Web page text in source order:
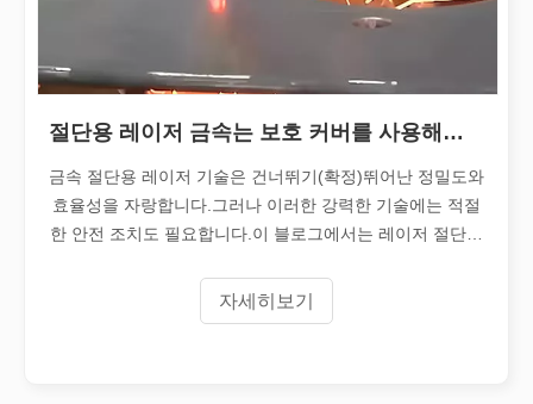
튜브 레이저 절단은 빠르게 발전하는 제조 산업의 핵심 기술입니
절단용 레이저 금속는 보호 커버를 사용해야 합니까?
금속 절단용 레이저 기술은 건너뛰기(확정)뛰어난 정밀도와
효율성을 자랑합니다.그러나 이러한 강력한 기술에는 적절
한 안전 조치도 필요합니다.이 블로그에서는 레이저 절단기
시 ​​사용해야 하는 상황을 분석합니다.1.무엇입니까?
자세히보기